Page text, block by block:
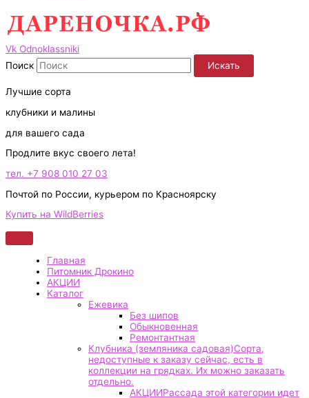
Vk Odnoklassniki
Поиск
Искать
Лучшие сорта
клубники и малины
для вашего сада
Продлите вкус своего лета!
тел. +7 908 010 27 03
Почтой по России, курьером по Красноярску
Купить на WildBerries
Главная
Питомник Дрокино
АКЦИИ
Каталог
Ежевика
Без шипов
Обыкновенная
Ремонтантная
Клубника (земляника садовая)Сорта,
недоступные к заказу сейчас, есть в
коллекции на грядках. Их можно заказать
отдельно.
АКЦИИРассада этой категории идет